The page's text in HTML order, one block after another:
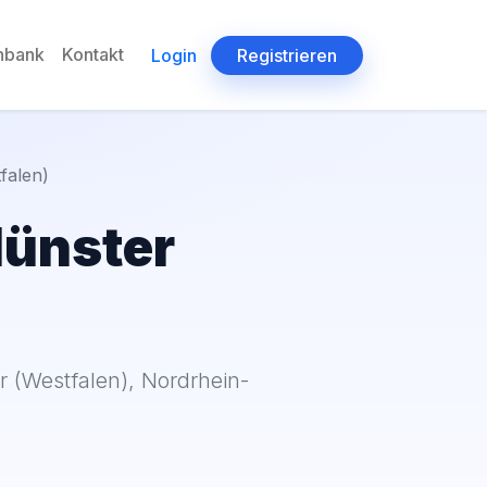
Kontakt Login Registrieren
(Westfalen), Nordrhein-